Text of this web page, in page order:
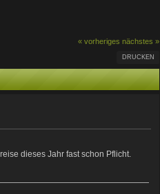
« vorheriges nächstes »
DRUCKEN
dieses Jahr fast schon Pflicht.